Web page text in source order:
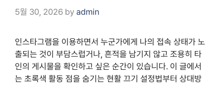
5월 30, 2026 by admin
인스타그램을 이용하면서 누군가에게 나의 접속 상태가 노
출되는 것이 부담스럽거나, 흔적을 남기지 않고 조용히 타
인의 게시물을 확인하고 싶은 순간이 있습니다. 이 글에서
는 초록색 활동 점을 숨기는 현활 끄기 설정법부터 상대방